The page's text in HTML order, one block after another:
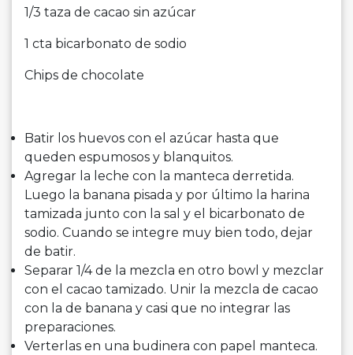
1/3 taza de cacao sin azúcar
1 cta bicarbonato de sodio
Chips de chocolate
Batir los huevos con el azúcar hasta que
queden espumosos y blanquitos.
Agregar la leche con la manteca derretida.
Luego la banana pisada y por último la harina
tamizada junto con la sal y el bicarbonato de
sodio. Cuando se integre muy bien todo, dejar
de batir.
Separar 1/4 de la mezcla en otro bowl y mezclar
con el cacao tamizado. Unir la mezcla de cacao
con la de banana y casi que no integrar las
preparaciones.
Verterlas en una budinera con papel manteca.